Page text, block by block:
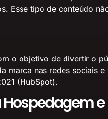
Esse tipo de conteúdo
o objetivo de divertir o
marca nas redes sociais
(HubSpot).